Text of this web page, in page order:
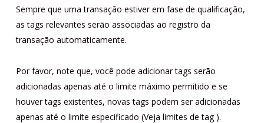
Sempre que uma transação estiver em fase de qualificação,
as tags relevantes serão associadas ao registro da
transação automaticamente.
Por favor, note que, você pode adicionar tags serão
adicionadas apenas até o limite máximo permitido e se
houver tags existentes, novas tags podem ser adicionadas
apenas até o limite especificado (Veja limites de tag).